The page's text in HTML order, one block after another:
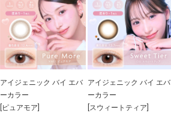
アイジェニック バイ エバ
ーカラー
[ピュアモア]
アイジェニック バイ エバ
ーカラー
[スウィートティア]